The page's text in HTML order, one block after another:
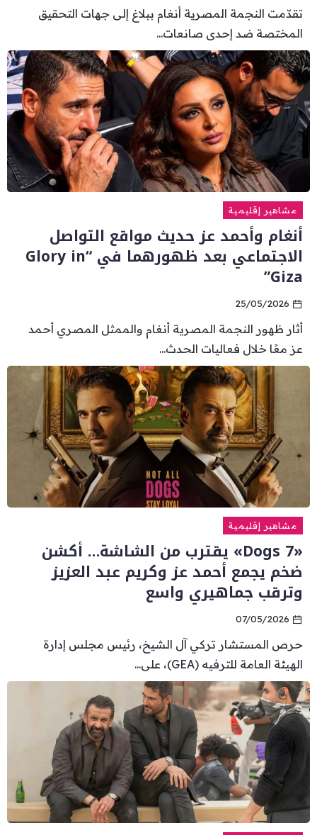
تقدّمت النجمة المصرية أنغام ببلاغ إلى جهات التحقيق
المختصة ضد إحدى صانعات...
مشاهير إقليمية
أنغام وأحمد عز حديث مواقع التواصل
الاجتماعي بعد ظهورهما في “Glory in
Giza”
25/05/2026
أثار ظهور النجمة المصرية أنغام والممثل المصري أحمد
عز معًا خلال فعاليات الحدث...
مشاهير إقليمية
«Dogs 7» يقترب من الشاشة… أكشن
ضخم يجمع أحمد عز وكريم عبد العزيز
وترقب جماهيري واسع
07/05/2026
حرص المستشار تركي آل الشيخ، رئيس مجلس إدارة
الهيئة العامة للترفيه (GEA)، على...